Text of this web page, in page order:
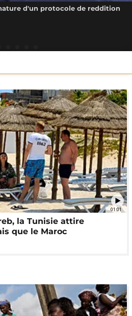
d'un protocole de reddition
01:01
la Tunisie attire
que le Maroc